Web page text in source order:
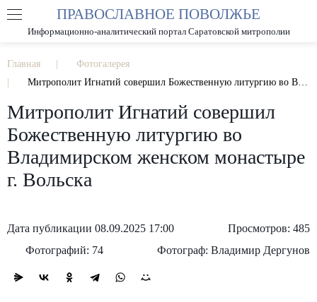
РАЗМЕР ШРИФТА А А
ПРАВОСЛАВНОЕ ПОВОЛЖЬЕ
Информационно-аналитический портал Саратовской митрополии
Главная
Фотогалерея
Митрополит Игнатий совершил Божественную литургию во Владимирском женском монастыре г. Вольска
Митрополит Игнатий совершил
Божественную литургию во
Владимирском женском монастыре
г. Вольска
Дата публикации 08.09.2025 17:00
Просмотров: 485
Фотографий: 74
Фотограф: Владимир Дергунов